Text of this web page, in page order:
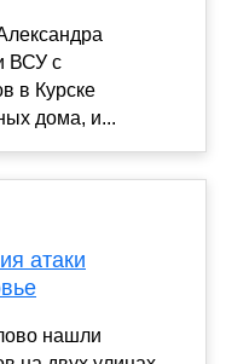
ВСУ с
в Курске
дома, и...
атаки
нашли